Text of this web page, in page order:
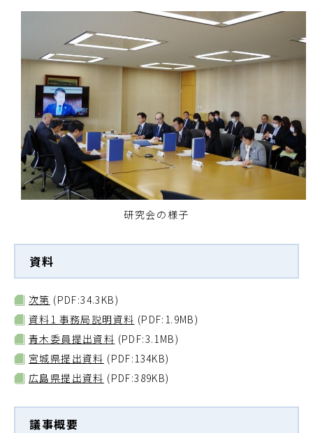
研究会の様子
資料
次第 (PDF:34.3KB)
資料1 事務局説明資料 (PDF:1.9MB)
青木委員提出資料 (PDF:3.1MB)
宮城県提出資料 (PDF:134KB)
広島県提出資料 (PDF:389KB)
議事概要